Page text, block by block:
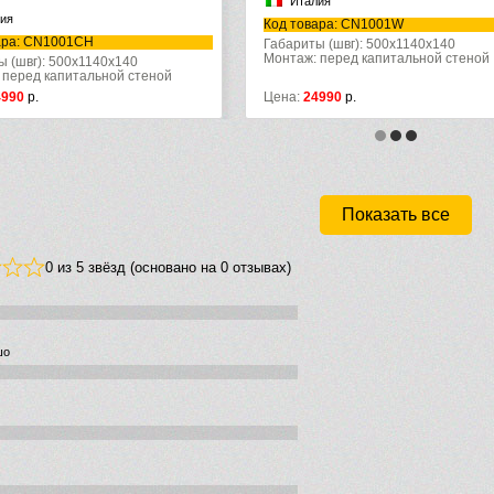
CN1001CH
500x1140x140
капитальной стеной
р.
Код товара: CN1001W
Габариты (швг): 500x1140x140
Монтаж: перед капитальной стеной
Цена:24990р.
Показать все
0 из 5 звёзд (основано на 0 отзывах)